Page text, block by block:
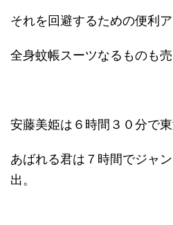
それを回避するための便利ア
全身蚊帳スーツなるものも売
安藤美姫は６時間３０分で東
あばれる君は７時間でジャ
出。